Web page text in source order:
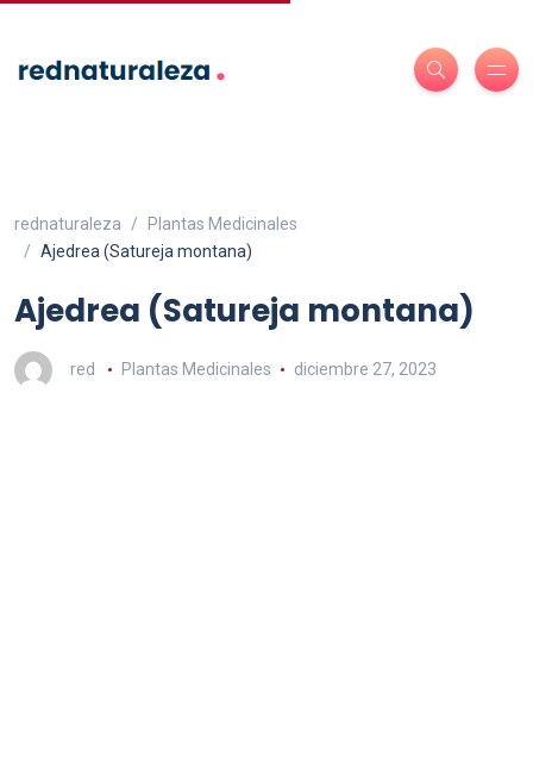
rednaturaleza
Plantas Medicinales
Ajedrea (Satureja montana)
Ajedrea (Satureja montana)
red Plantas Medicinales diciembre 27, 2023